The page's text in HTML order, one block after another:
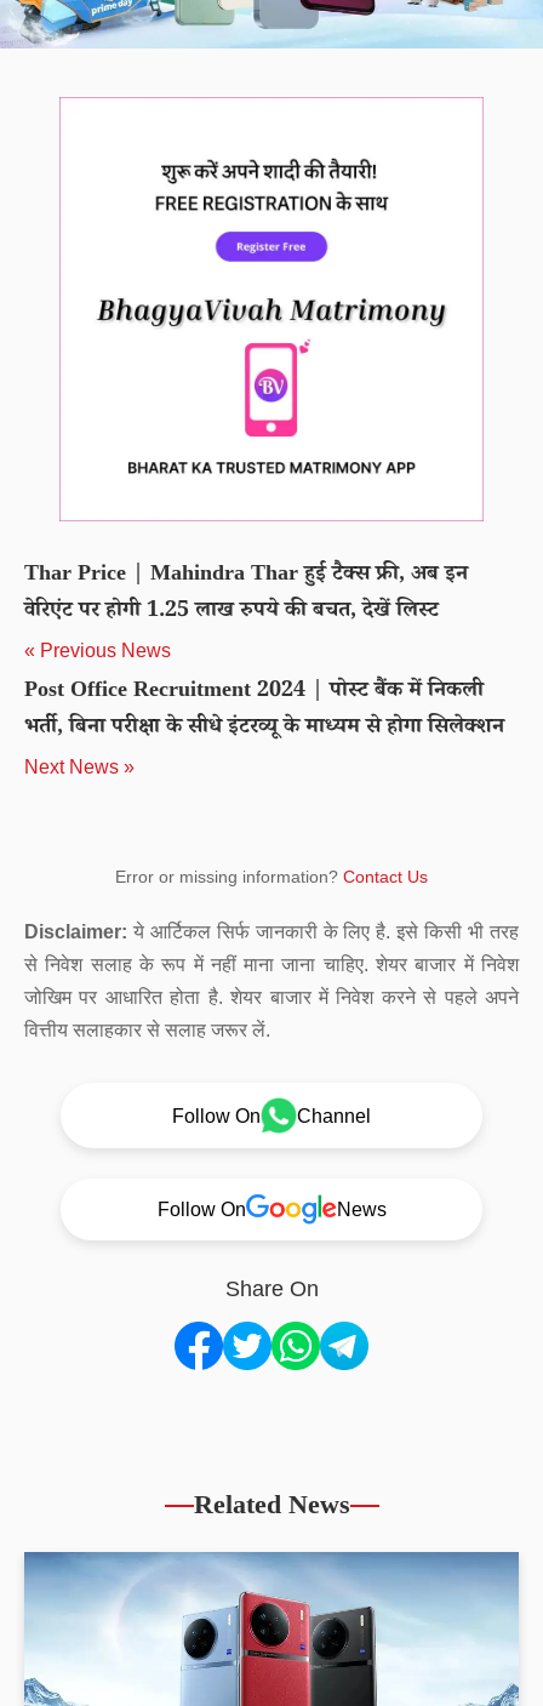
Thar Price | Mahindra Thar हुई टैक्स फ्री, अब इन
वेरिएंट पर होगी 1.25 लाख रुपये की बचत, देखें लिस्ट
« Previous News
Post Office Recruitment 2024 | पोस्ट बैंक में निकली
भर्ती, बिना परीक्षा के सीधे इंटरव्यू के माध्यम से होगा सिलेक्शन
Next News »
Error or missing information? Contact Us
Disclaimer: ये आर्टिकल सिर्फ जानकारी के लिए है. इसे किसी भी तरह
से निवेश सलाह के रूप में नहीं माना जाना चाहिए. शेयर बाजार में निवेश
जोखिम पर आधारित होता है. शेयर बाजार में निवेश करने से पहले अपने
वित्तीय सलाहकार से सलाह जरूर लें.
Follow On Channel
Follow On News
Share On
Related News